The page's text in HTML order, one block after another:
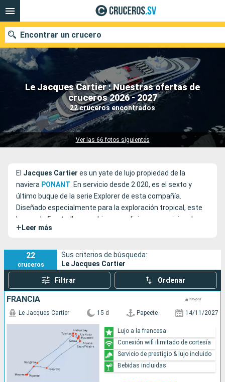
Le Jacques Cartier : Nuestras ofertas de
cruceros 2026 - 2027
22 cruceros encontrados
Ver las 66 fotos siguientes
Encontrar un crucero
Nuestros destinos
Fecha de salida
Puertos Compañías
El Jacques Cartier es un yate de lujo propiedad de la
naviera PONANT. En servicio desde 2.020, es el sexto y
último buque de la serie Explorer de esta compañía.
Diseñado especialmente para la exploración tropical, este
buque de 5 estrellas combina expediciones, servicios de
alta gama y tecnología de vanguardia.
+ Leer más
22
cruceros
Sus criterios de búsqueda:
Le Jacques Cartier
Filtrar Ordenar
FRANCIA
Le Jacques Cartier 15 d Papeete 14/11/2027
Lujo a la francesa
Conexión wifi ilimitado de cortesía
Servicio de prestigio & lujo incluido
Bebidas incluidas